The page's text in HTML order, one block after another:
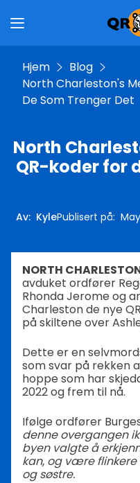
Hjem
Blog
North Charleston's
De Som Trenger Det
North
QR-koder for
Av: KylePublisert på:
NORTH
avduket ordfører
Rhonda Jerome og
Charleston de nye
på skiltene over
Dette er en
som svar på rekken
hoppe som har
2022 og frem til nå.
Ifølge ordfører
denne overgangen
byen valgte å
kan, og være
og søstre.